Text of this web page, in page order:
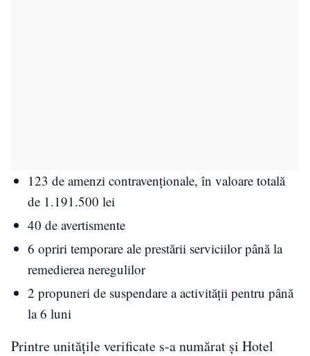
123 de amenzi contravenționale, în valoare totală
de 1.191.500 lei
40 de avertismente
6 opriri temporare ale prestării serviciilor până la
remedierea neregulilor
2 propuneri de suspendare a activității pentru până
la 6 luni
Printre unitățile verificate s-a numărat și Hotel